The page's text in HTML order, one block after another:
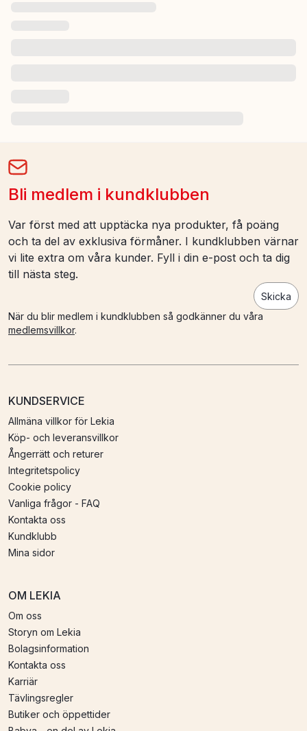
Bli medlem i kundklubben
Var först med att upptäcka nya produkter, få poäng
och ta del av exklusiva förmåner. I kundklubben värnar
vi lite extra om våra kunder. Fyll i din e-post och ta dig
till nästa steg.
Skicka
När du blir medlem i kundklubben så godkänner du våra
medlemsvillkor.
KUNDSERVICE
Allmäna villkor för Lekia
Köp- och leveransvillkor
Ångerrätt och returer
Integritetspolicy
Cookie policy
Vanliga frågor - FAQ
Kontakta oss
Kundklubb
Mina sidor
OM LEKIA
Om oss
Storyn om Lekia
Bolagsinformation
Kontakta oss
Karriär
Tävlingsregler
Butiker och öppettider